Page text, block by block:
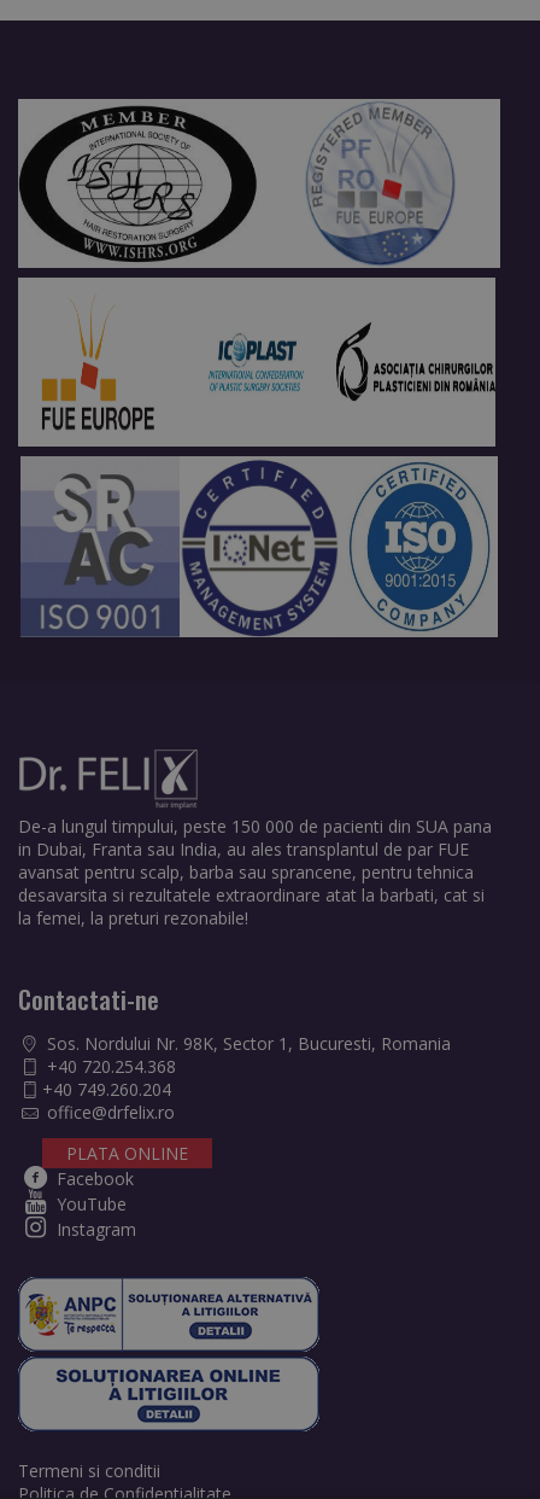
De-a lungul timpului, peste 150 000 de pacienti din SUA pana
in Dubai, Franta sau India, au ales transplantul de par FUE
avansat pentru scalp, barba sau sprancene, pentru tehnica
desavarsita si rezultatele extraordinare atat la barbati, cat si
la femei, la preturi rezonabile!
Contactati-ne
Sos. Nordului Nr. 98K, Sector 1, Bucuresti, Romania
+40 720.254.368
+40 749.260.204
office@drfelix.ro
PLATA ONLINE
Facebook
YouTube
Instagram
Termeni si conditii
Politica de Confidentialitate